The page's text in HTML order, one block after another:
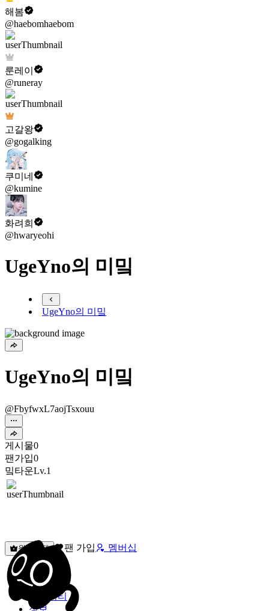
해봄
@haebomhaebom
룬레이
@runeray
고갈왕
@gogalking
쿠미네
@kumine
화려희
@hwaryeohi
UgeYno의 미밐
UgeYno의 미밐
UgeYno의 미밐
@FbyfwxL7aojTsxouu
게시물0
팬가입0
밐타운Lv.1
원픽선택 팬 가입 멤버십
밐타운
피드
커뮤니티
정보